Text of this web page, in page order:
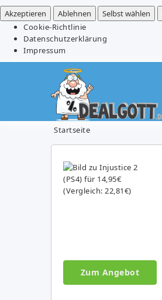
Akzeptieren
Ablehnen Selbst wählen
Cookie-Richtlinie
Datenschutzerklärung
Impressum
Startseite
Zum Angebot